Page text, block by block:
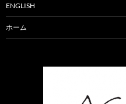
ENGLISH
ホーム